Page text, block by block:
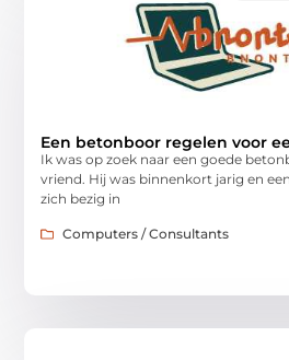
Een betonboor regelen voor
Ik was op zoek naar een goede
vriend. Hij was binnenkort jarig en
zich bezig in
Computers / Consultants